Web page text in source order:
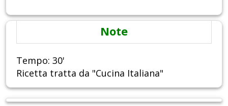
Note
Tempo: 30'
Ricetta tratta da "Cucina Italiana"